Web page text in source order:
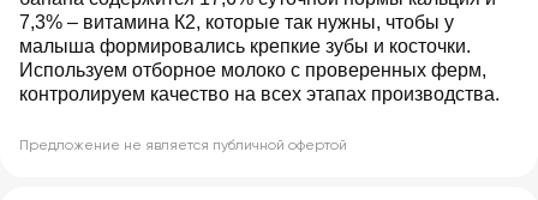
7,3% ‒ витамина К2, которые так нужны, чтобы у
малыша формировались крепкие зубы и косточки.
Используем отборное молоко с проверенных ферм,
контролируем качество на всех этапах производства.
Предложение не является публичной офертой